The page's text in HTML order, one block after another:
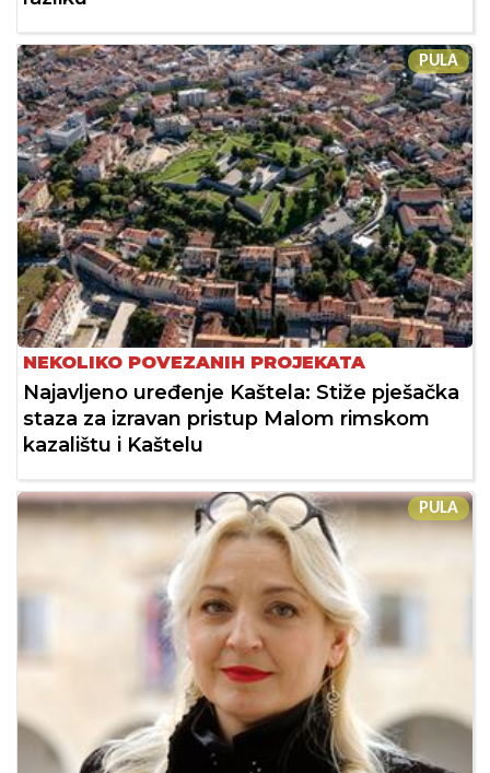
PULA
NEKOLIKO POVEZANIH PROJEKATA
Najavljeno uređenje Kaštela: Stiže pješačka
staza za izravan pristup Malom rimskom
kazalištu i Kaštelu
PULA